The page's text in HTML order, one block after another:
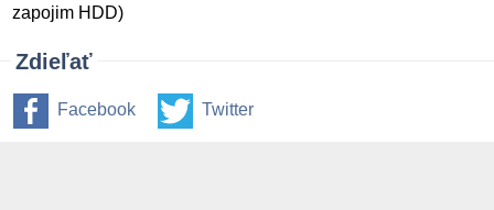
zapojim HDD)
Zdieľať
Facebook Twitter